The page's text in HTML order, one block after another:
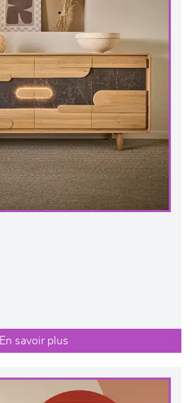
En savoir plus